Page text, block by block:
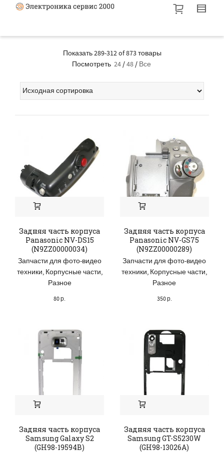
Показать 289-312 of 873 товары
Посмотреть 24/48/ Все
Задняя часть корпуса
Panasonic NV-DS15
(N9ZZ00000034)
Запчасти для фото-видео
техники, Корпусные части,
Разное
80р.
Задняя часть корпуса
Panasonic NV-GS75
(N9ZZ00000289)
Запчасти для фото-видео
техники, Корпусные части,
Разное
350р.
Задняя часть корпуса
Samsung Galaxy S2
(GH98-19594B)
Задняя часть корпуса
Samsung GT-S5230W
(GH98-13026A)